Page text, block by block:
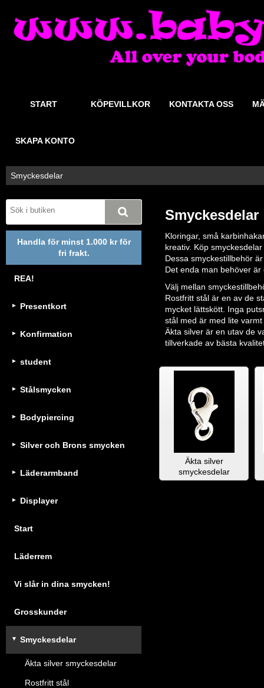
START KÖPEVILLKOR KONTAKTA OSS
SKAPA KONTO
Smyckesdelar
Handla för minst 1.000 kr för
fri frakt.
REA!
Presentkort
Konfirmation
student
Stålsmycken
Bodypiercing
Silver och Brons smycken
Läderarmband
Displayer
Start
Läderrem
Vi slår in dina smycken!
Grosskunder
Smyckesdelar
Äkta silver smyckesdelar
Rostfritt stål
Smyckesdelar
Kloringar, små
kreativ. Köp
Dessa smyckestillbehör
Det enda man behöver
Välj mellan
Rostfritt stål är en av de
mycket lättskött. Inga
stål med är med lite
Äkta silver är en utav de
tillverkade av bästa
Äkta silver
smyckesdelar